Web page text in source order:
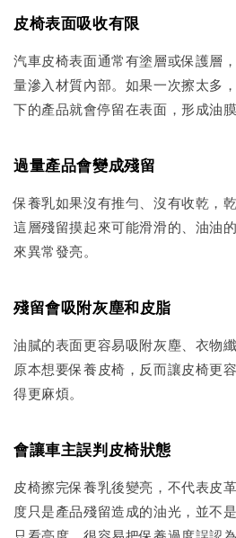
皮椅表面吸收有限
汽車皮椅表面通常有塗層或保護層
量滲入材質內部。如果一次擦太多
下的產品就會停留在表面，形成油膜
過量產品會變成殘留
保養乳如果沒有推勻、沒有收乾，
這層殘留摸起來可能滑滑的、油油
來異常發亮。
殘留會吸附灰塵和皮脂
油膩的表面更容易吸附灰塵、衣物
原本想要保養皮椅，反而讓皮椅更
得更麻煩。
會讓車主誤判皮椅狀態
皮椅擦完保養乳後變亮，不代表皮
度只是產品殘留造成的油光，並不